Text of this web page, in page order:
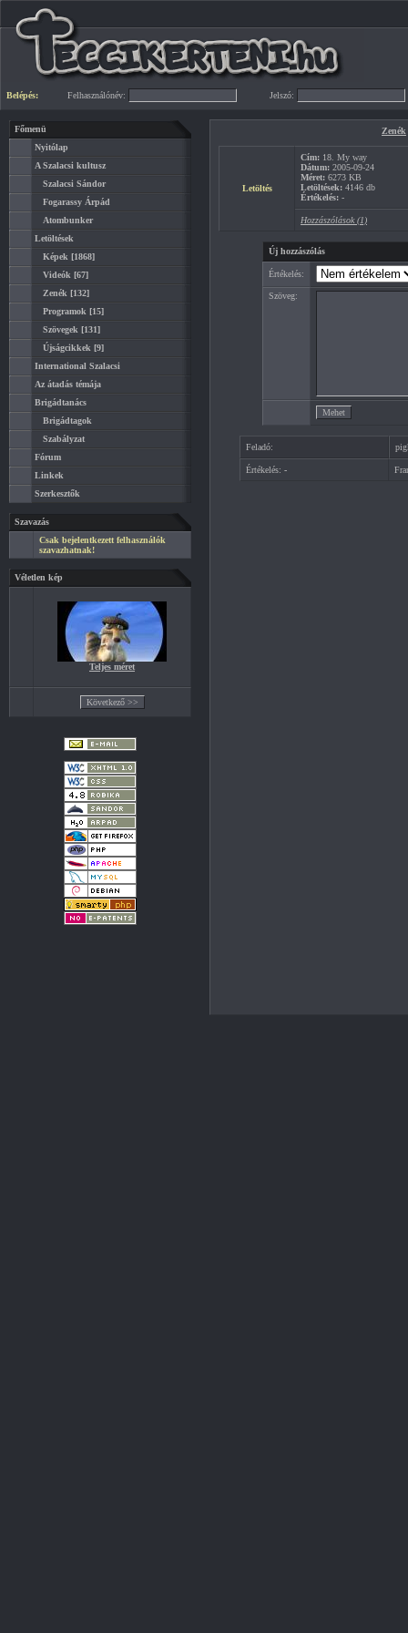
Belépés: Felhasználónév: Jelszó:
Főmenü
Nyitólap
A Szalacsi kultusz
Szalacsi Sándor
Fogarassy Árpád
Atombunker
Letöltések
Képek [1868]
Videók [67]
Zenék [132]
Programok [15]
Szövegek [131]
Újságcikkek [9]
International Szalacsi
Az átadás témája
Brigádtanács
Brigádtagok
Szabályzat
Fórum
Linkek
Szerkesztők
Szavazás
Csak bejelentkezett felhasználók
szavazhatnak!
Véletlen kép
Teljes méret
Zenék
Letöltés
Cím: 18. My way
Dátum: 2005-09-24
Méret: 6273 KB
Letöltések: 4146 db
Értékelés: -
Hozzászólások (1)
Új hozzászólás
Értékelés:
Szöveg:
Feladó:
Értékelés: -